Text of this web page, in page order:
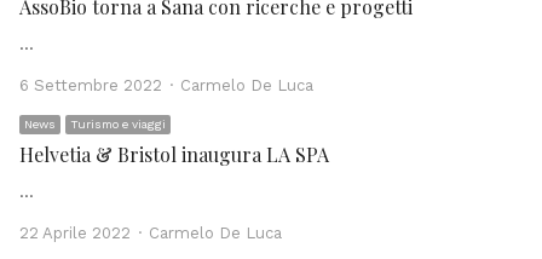
AssoBio torna a Sana con ricerche e progetti
…
6 Settembre 2022 Author
Carmelo De Luca
News Turismo e viaggi
Helvetia & Bristol inaugura LA SPA
…
22 Aprile 2022 Author
Carmelo De Luca